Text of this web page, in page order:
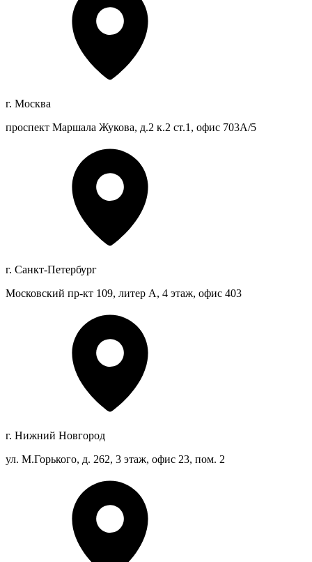
г. Москва
проспект Маршала Жукова, д.2 к.2 ст.1, офис 703А/5
г. Санкт-Петербург
Московский пр-кт 109, литер А, 4 этаж, офис 403
г. Нижний Новгород
ул. М.Горького, д. 262, 3 этаж, офис 23, пом. 2